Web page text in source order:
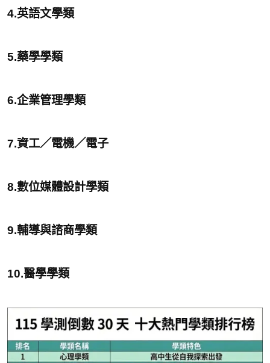
4.英語文學類
5.藥學學類
6.企業管理學類
7.資工／電機／電子
8.數位媒體設計學類
9.輔導與諮商學類
10.醫學學類